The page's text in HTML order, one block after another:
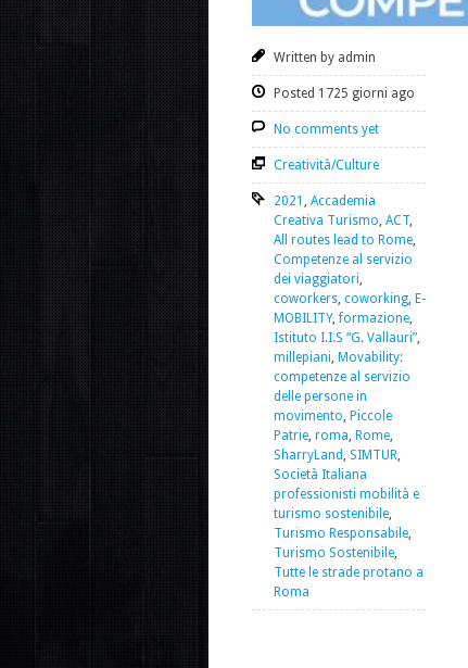
Written by admin
Posted 1725 giorni ago
No comments yet
Creatività/Culture
2021 , Accademia
Creativa Turismo, ACT,
All routes lead to Rome,
Competenze al servizio
dei viaggiatori,
coworkers, coworking, E-
MOBILITY,formazione,
Istituto I.I.S “G. Vallauri”,
millepiani, Movability:
competenze al servizio
delle persone in
movimento, Piccole
Patrie, roma, Rome,
SharryLand , SIMTUR,
Società Italiana
professionisti mobilità e
turismo sostenibile,
Turismo Responsabile,
Turismo Sostenibile,
Tutte le strade protano a
Roma